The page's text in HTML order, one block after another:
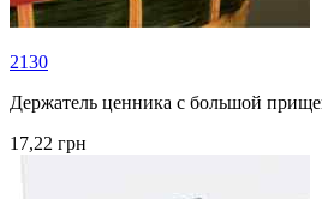
2130
Держатель ценника с большой
17,22 грн